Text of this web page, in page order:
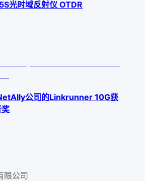
光时域反射仪 OTDR
公司的Linkrunner 10G获
限公司